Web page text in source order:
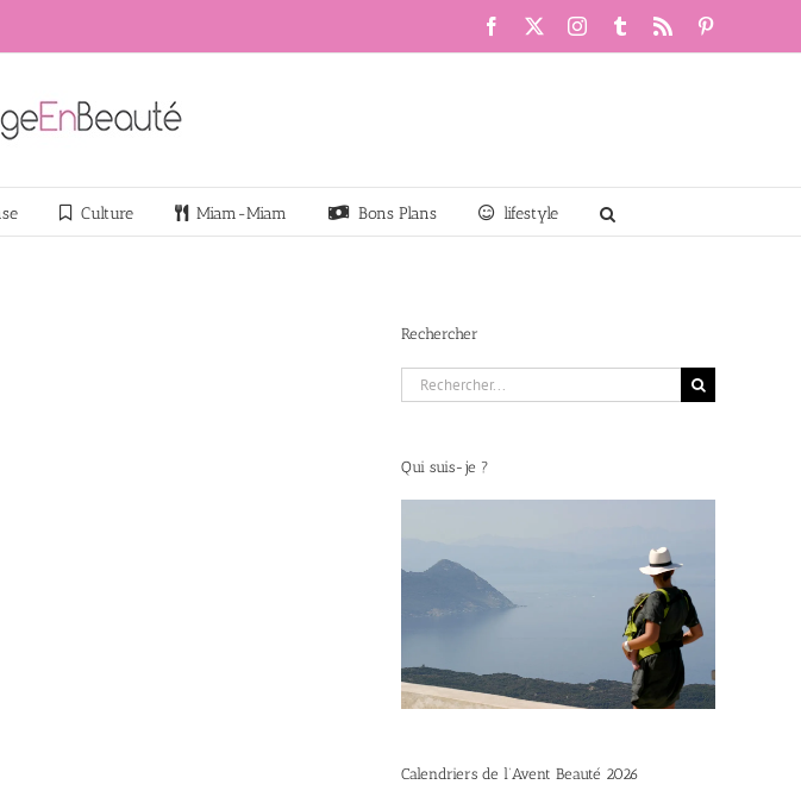
Facebook Instagram
Tumblr
Culture Miam-Miam Bons Plans lifestyle
Rechercher
Rechercher:
Qui suis-je ?
Calendriers de l’Avent Beauté 2026